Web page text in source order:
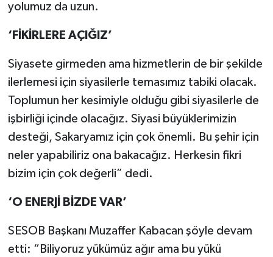
yolumuz da uzun.
‘FİKİRLERE AÇIĞIZ’
Siyasete girmeden ama hizmetlerin de bir şekilde
ilerlemesi için siyasilerle temasımız tabiki olacak.
Toplumun her kesimiyle olduğu gibi siyasilerle de
işbirliği içinde olacağız. Siyasi büyüklerimizin
desteği, Sakaryamız için çok önemli. Bu şehir için
neler yapabiliriz ona bakacağız. Herkesin fikri
bizim için çok değerli” dedi.
‘O ENERJİ BİZDE VAR’
SESOB Başkanı Muzaffer Kabacan şöyle devam
etti: “ Biliyoruz yükümüz ağır ama bu yükü